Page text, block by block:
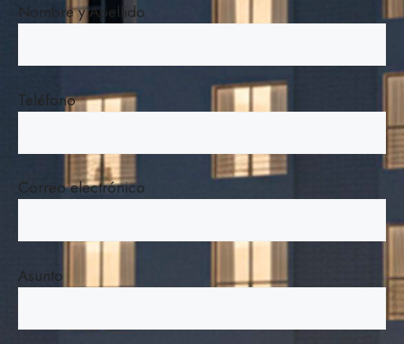
Nombre y Apellido
Teléfono
Correo electrónico
Asunto